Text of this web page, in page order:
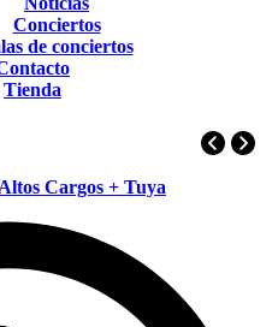
Conciertos
de conciertos
Tienda
Cargos + Tuya